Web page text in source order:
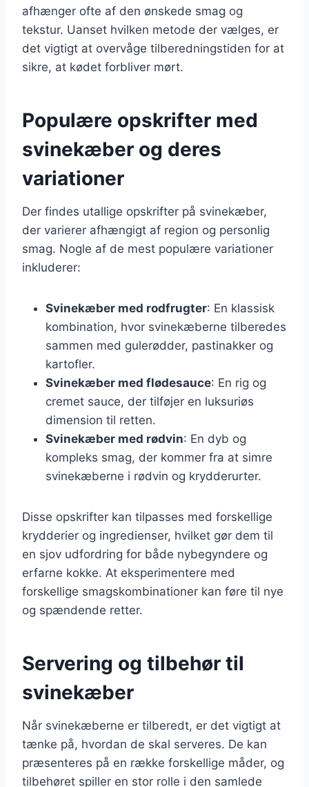
afhænger ofte af den ønskede smag og
tekstur. Uanset hvilken metode der vælges, er
det vigtigt at overvåge tilberedningstiden for at
sikre, at kødet forbliver mørt.
Populære opskrifter med
svinekæber og deres
variationer
Der findes utallige opskrifter på svinekæber,
der varierer afhængigt af region og personlig
smag. Nogle af de mest populære variationer
inkluderer:
Svinekæber med rodfrugter: En klassisk
kombination, hvor svinekæberne tilberedes
sammen med gulerødder, pastinakker og
kartofler.
Svinekæber med flødesauce: En rig og
cremet sauce, der tilføjer en luksuriøs
dimension til retten.
Svinekæber med rødvin: En dyb og
kompleks smag, der kommer fra at simre
svinekæberne i rødvin og krydderurter.
Disse opskrifter kan tilpasses med forskellige
krydderier og ingredienser, hvilket gør dem til
en sjov udfordring for både nybegyndere og
erfarne kokke. At eksperimentere med
forskellige smagskombinationer kan føre til nye
og spændende retter.
Servering og tilbehør til
svinekæber
Når svinekæberne er tilberedt, er det vigtigt at
tænke på, hvordan de skal serveres. De kan
præsenteres på en række forskellige måder, og
tilbehøret spiller en stor rolle i den samlede